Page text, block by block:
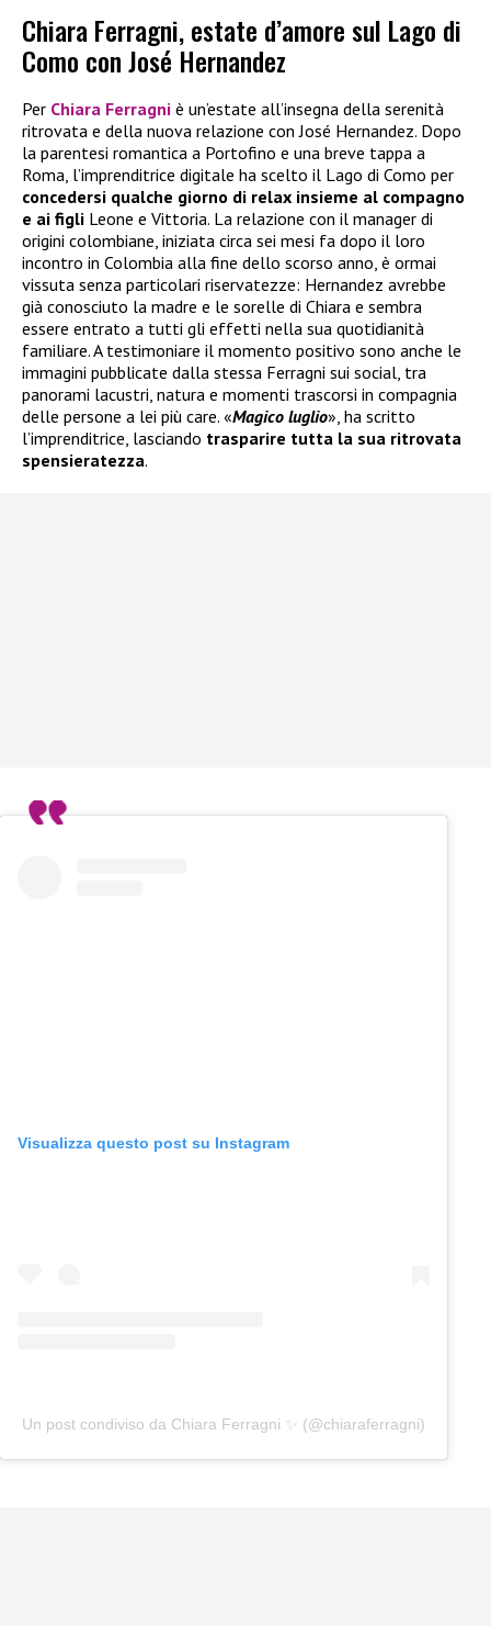
Chiara Ferragni, estate d’amore sul Lago di
Como con José Hernandez
Per Chiara Ferragni è un’estate all’insegna della serenità
ritrovata e della nuova relazione con José Hernandez. Dopo
la parentesi romantica a Portofino e una breve tappa a
Roma, l’imprenditrice digitale ha scelto il Lago di Como per
concedersi qualche giorno di relax insieme al compagno
e ai figli Leone e Vittoria. La relazione con il manager di
origini colombiane, iniziata circa sei mesi fa dopo il loro
incontro in Colombia alla fine dello scorso anno, è ormai
vissuta senza particolari riservatezze: Hernandez avrebbe
già conosciuto la madre e le sorelle di Chiara e sembra
essere entrato a tutti gli effetti nella sua quotidianità
familiare. A testimoniare il momento positivo sono anche le
immagini pubblicate dalla stessa Ferragni sui social, tra
panorami lacustri, natura e momenti trascorsi in compagnia
delle persone a lei più care. «Magico luglio», ha scritto
l’imprenditrice, lasciando trasparire tutta la sua ritrovata
spensieratezza.
Visualizza questo post su Instagram
Un post condiviso da Chiara Ferragni ✨ (@chiaraferragni)